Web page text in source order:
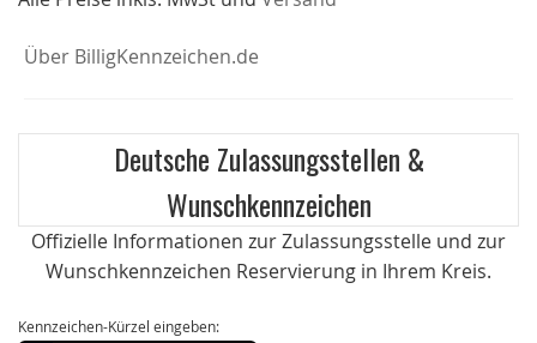
Über BilligKennzeichen.de
Deutsche Zulassungsstellen &
Wunschkennzeichen
Offizielle Informationen zur Zulassungsstelle und zur
Wunschkennzeichen Reservierung in Ihrem Kreis.
Kennzeichen-Kürzel eingeben: